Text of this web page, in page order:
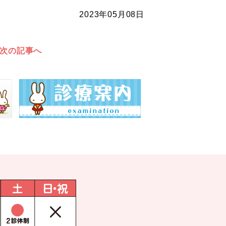
2023年05月08日
次の記事へ